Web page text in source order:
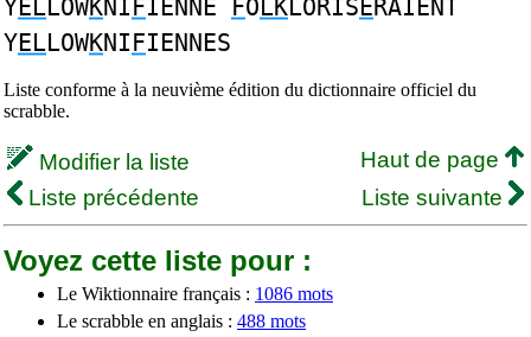
YELLOWKNIFIENNE FOLKLORISERAIENT
YELLOWKNIFIENNES
Liste conforme à la neuvième édition du dictionnaire officiel du
scrabble.
Modifier la liste
Haut de page
Liste précédente
Liste suivante
Voyez cette liste pour :
Le Wiktionnaire français : 1086 mots
Le scrabble en anglais : 488 mots